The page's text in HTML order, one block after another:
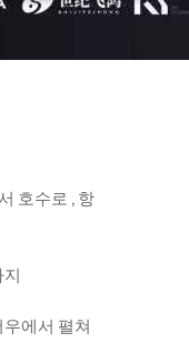
호수로 , 항
에서 펼쳐